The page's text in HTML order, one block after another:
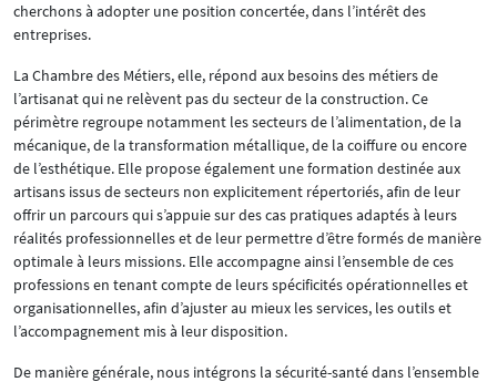
cherchons à adopter une position concertée, dans l’intérêt des
entreprises.
La Chambre des Métiers, elle, répond aux besoins des métiers de
l’artisanat qui ne relèvent pas du secteur de la construction. Ce
périmètre regroupe notamment les secteurs de l’alimentation, de la
mécanique, de la transformation métallique, de la coiffure ou encore
de l’esthétique. Elle propose également une formation destinée aux
artisans issus de secteurs non explicitement répertoriés, afin de leur
offrir un parcours qui s’appuie sur des cas pratiques adaptés à leurs
réalités professionnelles et de leur permettre d’être formés de manière
optimale à leurs missions. Elle accompagne ainsi l’ensemble de ces
professions en tenant compte de leurs spécificités opérationnelles et
organisationnelles, afin d’ajuster au mieux les services, les outils et
l’accompagnement mis à leur disposition.
De manière générale, nous intégrons la sécurité-santé dans l’ensemble